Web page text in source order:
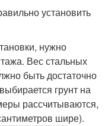
установить
нужно
Вес стальных
быть достаточно
грунт на
рассчитываются,
шире).